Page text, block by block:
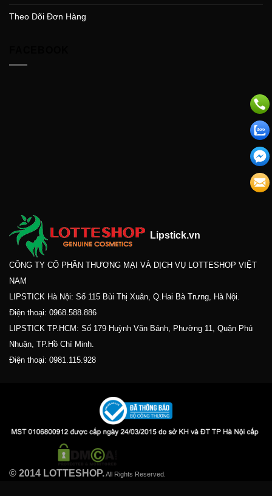
Theo Dõi Đơn Hàng
Lipstick.vn
CÔNG TY CỔ PHẦN THƯƠNG MẠI VÀ DỊCH VỤ LOTTESHOP VIỆT
NAM
LIPSTICK Hà Nội: Số 115 Bùi Thị Xuân, Q.Hai Bà Trưng, Hà Nội.
Điện thoại: 0968.588.886
LIPSTICK TP.HCM: Số 179 Huỳnh Văn Bánh, Phường 11, Quận Phú
Nhuận, TP.Hồ Chí Minh.
Điện thoại: 0981.115.928
© 2014 LOTTESHOP.All Rights Reserved.